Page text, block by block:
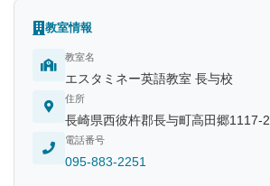
教室情報
教室名
エスタミネー英語教室 長与校
住所
長崎県西彼杵郡長与町高田郷1117-2
電話番号
095-883-2251